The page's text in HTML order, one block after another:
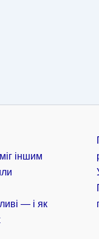
іншим
— і як